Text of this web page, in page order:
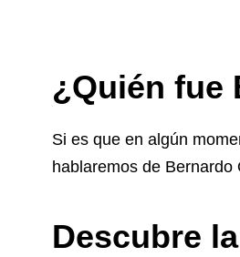
¿Quién fue
Si es que en algún
hablaremos de Bernardo
Descubre